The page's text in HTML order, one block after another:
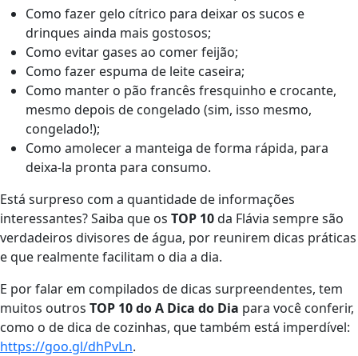
Como fazer gelo cítrico para deixar os sucos e
drinques ainda mais gostosos;
Como evitar gases ao comer feijão;
Como fazer espuma de leite caseira;
Como manter o pão francês fresquinho e crocante,
mesmo depois de congelado (sim, isso mesmo,
congelado!);
Como amolecer a manteiga de forma rápida, para
deixa-la pronta para consumo.
Está surpreso com a quantidade de informações
interessantes? Saiba que os TOP 10da Flávia sempre são
verdadeiros divisores de água, por reunirem dicas práticas
e que realmente facilitam o dia a dia.
E por falar em compilados de dicas surpreendentes, tem
muitos outros TOP 10 do A Dica do Dia para você conferir,
como o de dica de cozinhas, que também está imperdível:
https://goo.gl/dhPvLn.